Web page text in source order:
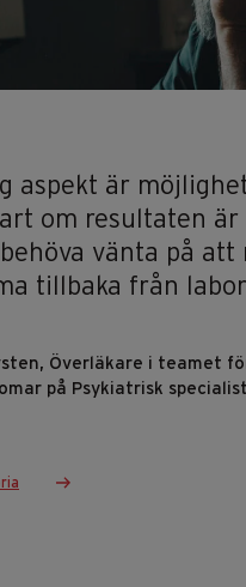
aspekt är
om resultaten är
vänta på att
tillbaka från
Överläkare i teamet
på Psykiatrisk